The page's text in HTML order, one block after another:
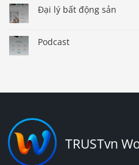
Đại lý bất động sản
Podcast
TRUSTvn